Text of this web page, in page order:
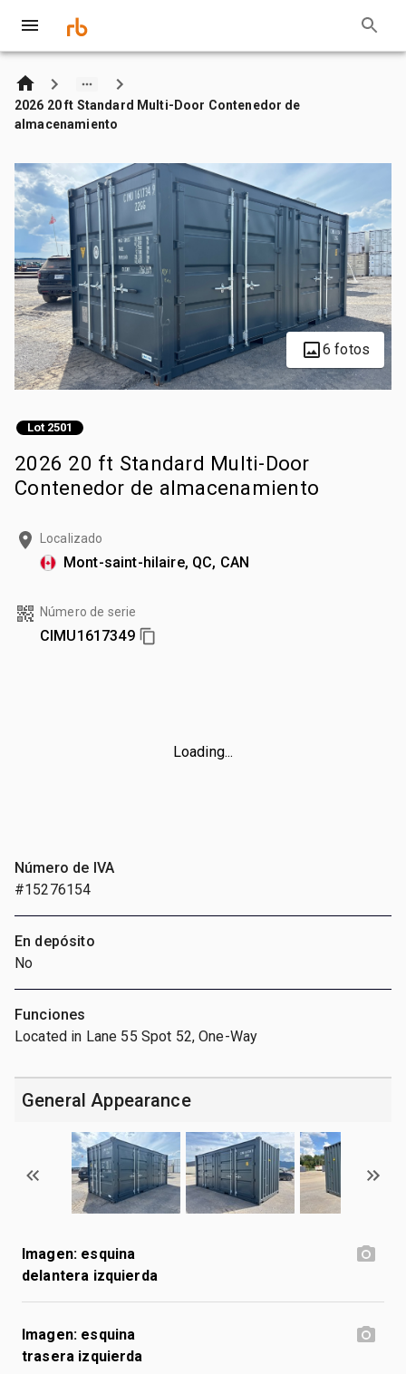
2026 20 ft Standard Multi-Door Contenedor de
almacenamiento
6 fotos
Lot 2501
2026 20 ft Standard Multi-Door
Contenedor de almacenamiento
Localizado
Mont-saint-hilaire, QC, CAN
Número de serie
CIMU1617349
Loading...
Número de IVA
#15276154
En depósito
No
Funciones
Located in Lane 55 Spot 52, One-Way
General Appearance
Imagen: esquina
delantera izquierda
Imagen: esquina
trasera izquierda